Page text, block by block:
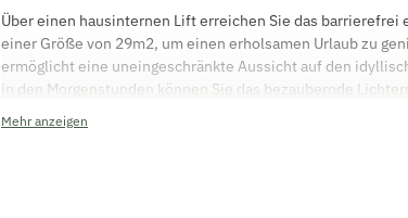
Über einen hausinternen Lift erreichen Sie das
einer Größe von 29m2, um einen erholsamen Urlaub zu
ermöglicht eine uneingeschränkte Aussicht auf den
in den Morgenstunden können Sie das bezaubernde
Lebensqualität pur spürt man nach einer geruhsamen
Mehr anzeigen